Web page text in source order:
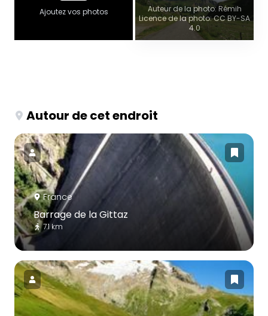
Ajoutez vos photos
Auteur de la photo: Rémih
Licence de la photo: CC BY-SA
4.0
Autour de cet endroit
France
Barrage de la Gittaz
7.1 km